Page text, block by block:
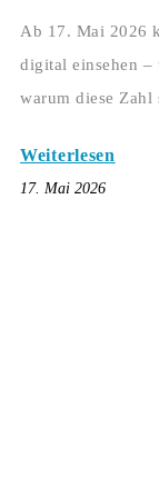
Ab 17. Mai 2026
digital einsehen –
warum diese
Weiterlesen
17. Mai 2026